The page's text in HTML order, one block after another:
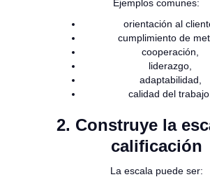
Ejemplos comunes:
orientación al
cumplimiento de
cooperación,
liderazgo,
adaptabilidad,
calidad del trabajo.
2. Construye la
calificación
La escala puede ser: